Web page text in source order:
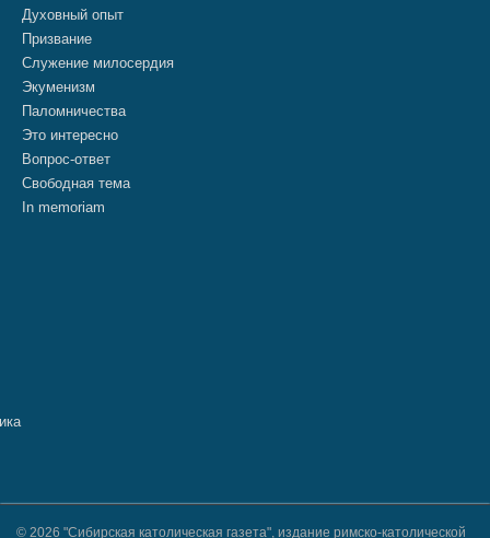
Духовный опыт
Призвание
Служение милосердия
Экуменизм
Паломничества
Это интересно
Вопрос-ответ
Свободная тема
In memoriam
© 2026 "Сибирская католическая газета", издание римско-католической